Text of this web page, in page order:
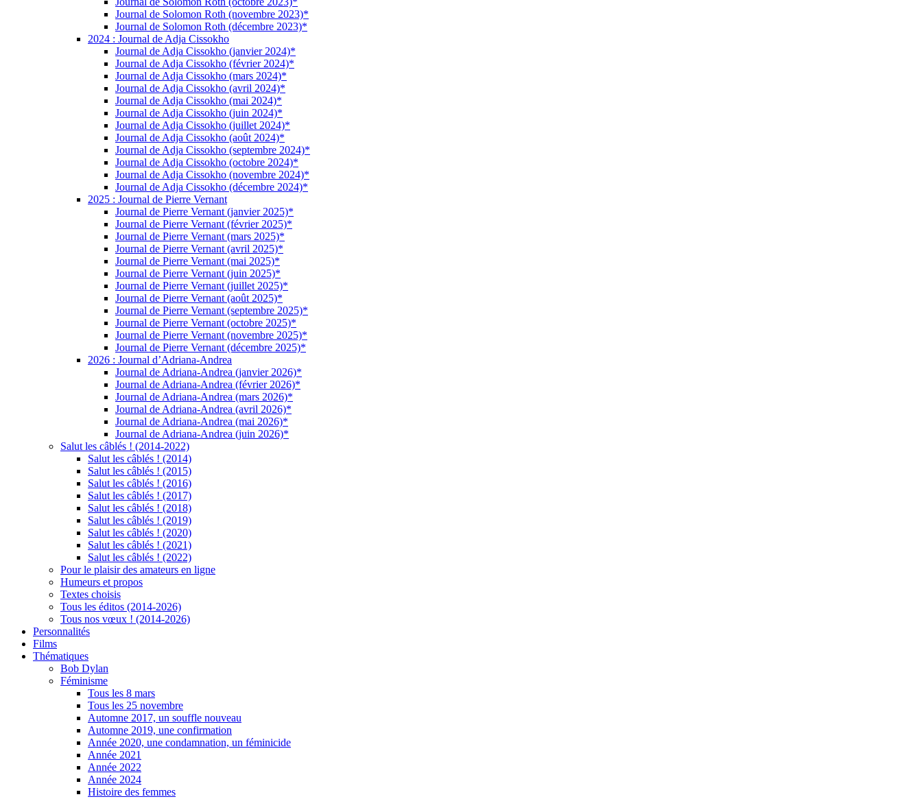
Journal de Solomon Roth (novembre 2023)*
Journal de Solomon Roth (décembre 2023)*
2024 : Journal de Adja Cissokho
Journal de Adja Cissokho (janvier 2024)*
Journal de Adja Cissokho (février 2024)*
Journal de Adja Cissokho (mars 2024)*
Journal de Adja Cissokho (avril 2024)*
Journal de Adja Cissokho (mai 2024)*
Journal de Adja Cissokho (juin 2024)*
Journal de Adja Cissokho (juillet 2024)*
Journal de Adja Cissokho (août 2024)*
Journal de Adja Cissokho (septembre 2024)*
Journal de Adja Cissokho (octobre 2024)*
Journal de Adja Cissokho (novembre 2024)*
Journal de Adja Cissokho (décembre 2024)*
2025 : Journal de Pierre Vernant
Journal de Pierre Vernant (janvier 2025)*
Journal de Pierre Vernant (février 2025)*
Journal de Pierre Vernant (mars 2025)*
Journal de Pierre Vernant (avril 2025)*
Journal de Pierre Vernant (mai 2025)*
Journal de Pierre Vernant (juin 2025)*
Journal de Pierre Vernant (juillet 2025)*
Journal de Pierre Vernant (août 2025)*
Journal de Pierre Vernant (septembre 2025)*
Journal de Pierre Vernant (octobre 2025)*
Journal de Pierre Vernant (novembre 2025)*
Journal de Pierre Vernant (décembre 2025)*
2026 : Journal d’Adriana-Andrea
Journal de Adriana-Andrea (janvier 2026)*
Journal de Adriana-Andrea (février 2026)*
Journal de Adriana-Andrea (mars 2026)*
Journal de Adriana-Andrea (avril 2026)*
Journal de Adriana-Andrea (mai 2026)*
Journal de Adriana-Andrea (juin 2026)*
Salut les câblés ! (2014-2022)
Salut les câblés ! (2014)
Salut les câblés ! (2015)
Salut les câblés ! (2016)
Salut les câblés ! (2017)
Salut les câblés ! (2018)
Salut les câblés ! (2019)
Salut les câblés ! (2020)
Salut les câblés ! (2021)
Salut les câblés ! (2022)
Pour le plaisir des amateurs en ligne
Humeurs et propos
Textes choisis
Tous les éditos (2014-2026)
Tous nos vœux ! (2014-2026)
Personnalités
Films
Thématiques
Bob Dylan
Féminisme
Tous les 8 mars
Tous les 25 novembre
Automne 2017, un souffle nouveau
Automne 2019, une confirmation
Année 2020, une condamnation, un féminicide
Année 2021
Année 2022
Année 2024
Histoire des femmes